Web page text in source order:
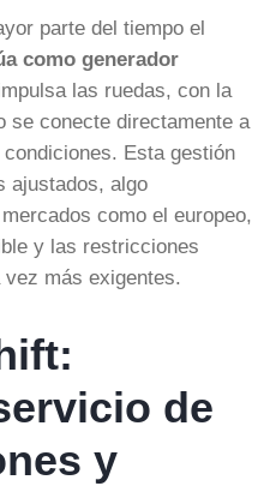
parte del tiempo el
como generador
las ruedas, con la
se conecte directamente a
Esta gestión
ajustados, algo
como el europeo,
y las restricciones
vez más exigentes.
de
y